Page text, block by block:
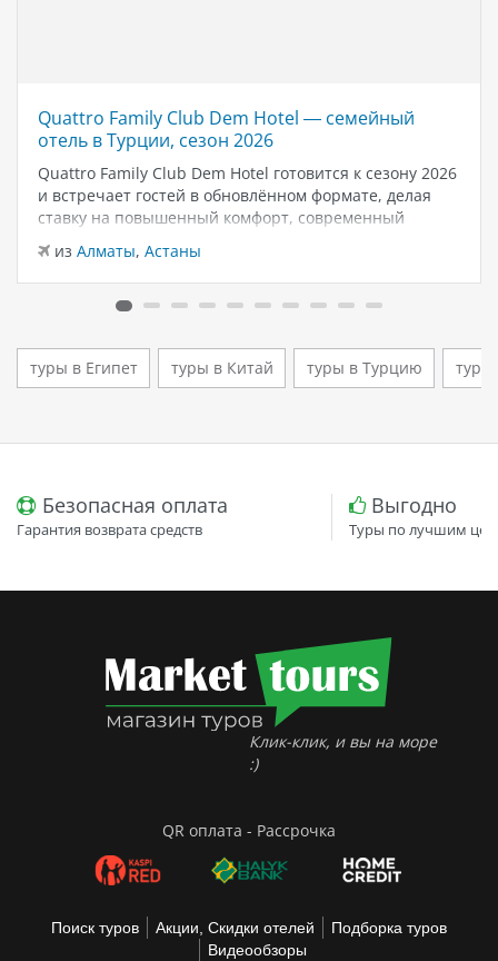
Quattro Family Club Dem Hotel — семейный
отель в Турции, сезон 2026
Quattro Family Club Dem Hotel готовится к сезону 2026
и встречает гостей в обновлённом формате, делая
ставку на повышенный комфорт, современный
дизайн и атмосферу спокойного семейного отдыха у
моря. Отель остаётся популярным выбором для тех,
кто ищет семейный отель в…
из Алматы, Астаны
туры в Египет туры в Китай туры в Турцию туры
Безопасная оплата
Гарантия возврата средств
Выгодно
Туры по лучшим
Клик-клик, и вы на море
:)
QR оплата - Рассрочка
Поиск туров Акции, Скидки отелей
Подборка туров
Видеообзоры